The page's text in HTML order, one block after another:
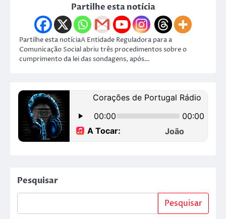
Partilhe esta notícia
Partilhe esta notíciaA Entidade Reguladora para a
Comunicação Social abriu três procedimentos sobre o
cumprimento da lei das sondagens, após…
Pesquisar
Pesquisar